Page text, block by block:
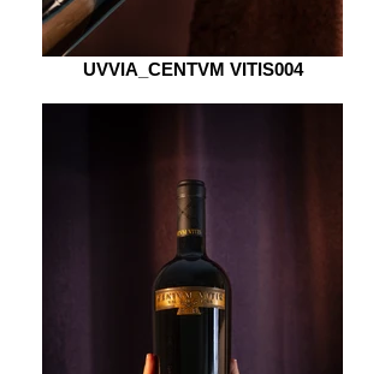
UVVIA_CENTVM VITIS004